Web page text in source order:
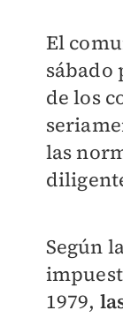
El
sábado
de los
las
Según
1979,